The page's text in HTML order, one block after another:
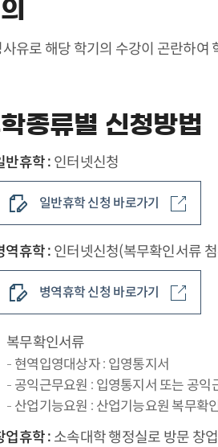
유로 해당 학기의 수강이 곤란하여
종류별 신청방법
반휴학 : 인터넷신청
일반휴학 신청 바로가기
역휴학 : 인터넷신청(복무확인서류
병역휴학 신청 바로가기
복무확인서류
현역입영대상자 : 입영통지서
공익근무요원 : 입영통지서 또는 공익
산업기능요원 : 산업기능요원 복무확
업휴학 : 소속대학 행정실로 방문 창